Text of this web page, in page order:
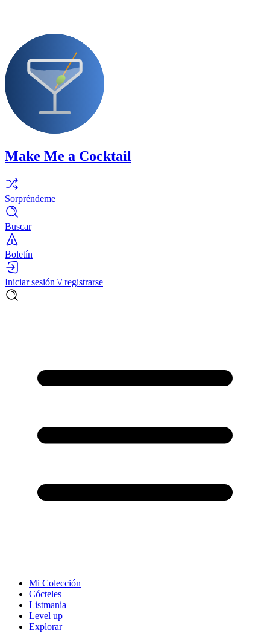
Make Me a Cocktail
Sorpréndeme
Buscar
Boletín
Iniciar sesión \/ registrarse
Mi Colección
Cócteles
Listmania
Level up
Explorar